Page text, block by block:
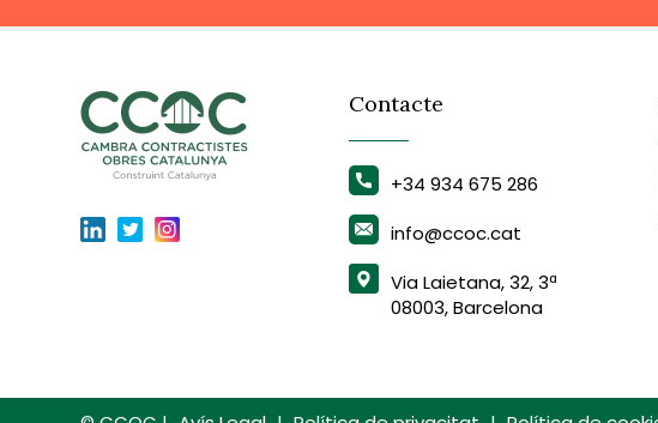
Contacte
+34 934 675 286
info@ccoc.cat
Via Laietana, 32, 3ª
08003, Barcelona